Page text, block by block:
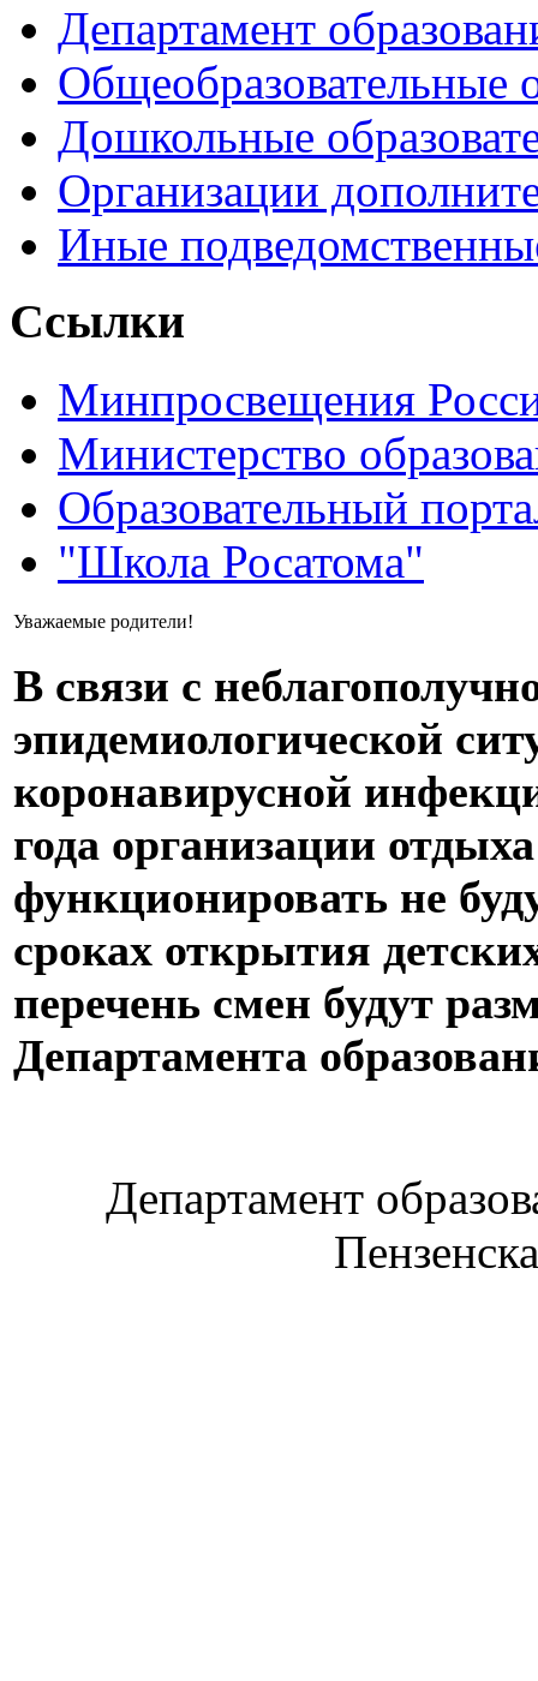
Департамент
Общеобразовательные
Дошкольные
Организации
Иные
Ссылки
Минпросвещения
Министерство
Образовательный
"Школа Росатома"
Уважаемые родители!
В связи с
эпидемиологической
коронавирусной
года организации
функционировать не
сроках открытия
перечень смен будут
Департамента
Департамент